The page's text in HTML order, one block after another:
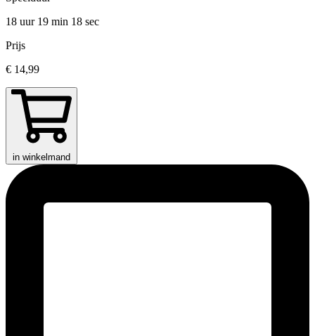
18 uur 19 min 18 sec
Prijs
€ 14,99
in winkelmand